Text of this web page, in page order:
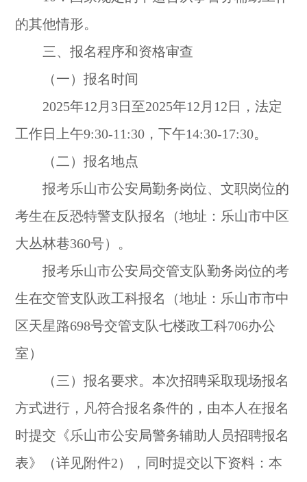
的其他情形。
三、报名程序和资格审查
（一）报名时间
2025年12月3日至2025年12月12日，法定
工作日上午9:30-11:30，下午14:30-17:30。
（二）报名地点
报考乐山市公安局勤务岗位、文职岗位的
考生在反恐特警支队报名（地址：乐山市中区
大丛林巷360号）。
报考乐山市公安局交管支队勤务岗位的考
生在交管支队政工科报名（地址：乐山市市中
区天星路698号交管支队七楼政工科706办公
室）
（三）报名要求。本次招聘采取现场报名
方式进行，凡符合报名条件的，由本人在报名
时提交《乐山市公安局警务辅助人员招聘报名
表》（详见附件2），同时提交以下资料：本